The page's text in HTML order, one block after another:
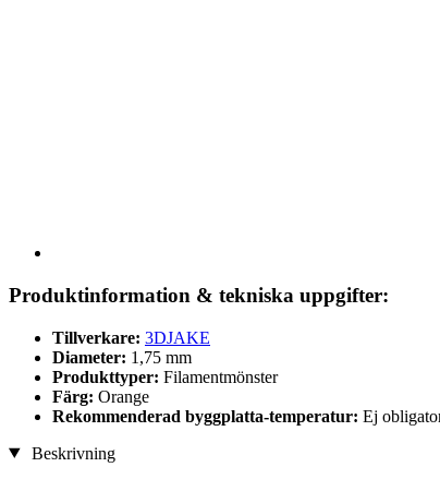
Produktinformation & tekniska uppgifter:
Tillverkare: 3DJAKE
Diameter: 1,75 mm
Produkttyper: Filamentmönster
Färg: Orange
Rekommenderad byggplatta-temperatur: Ej
Beskrivning